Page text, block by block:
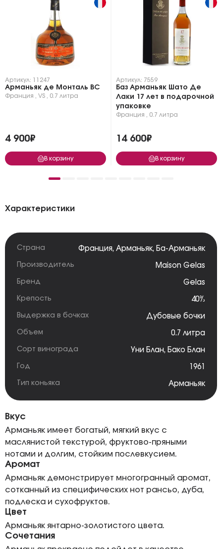
Артикул: 11247
Арманьяк де Монталь ВС
Франция VS 0.7 литра
4 900₽
В корзину
Артикул: 7559
Баз Арманьяк Шато Де
Лаки 17 лет в подарочной
упаковке
Франция 0.7 литра
14 600₽
В корзину
Характеристики
Страна Франция, Арманьяк, Ба-Арманьяк
Производитель Maison Gelas
Бренд Gelas
Крепость 40%
Выдержка в бочках Дубовые бочки
Объем 0.7 литра
Сорт винограда Уни Блан, Бако Блан
Год 1961
Тип коньяка Арманьяк
Вкус
Арманьяк имеет богатый, мягкий вкус с
маслянистой текстурой, фруктово-пряными
нотами и долгим, стойким послевкусием.
Аромат
Арманьяк демонстрирует многогранный аромат,
сотканный из специфических нот рансьо, дуба,
подлеска и сухофруктов.
Цвет
Арманьяк янтарно-золотистого цвета.
Сочетания